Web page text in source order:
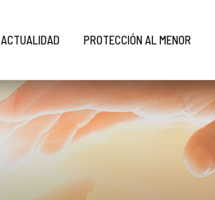
ACTUALIDAD PROTECCIÓN AL MENOR